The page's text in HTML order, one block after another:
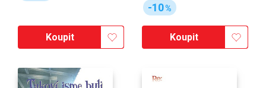
Koupit
-10%
Koupit